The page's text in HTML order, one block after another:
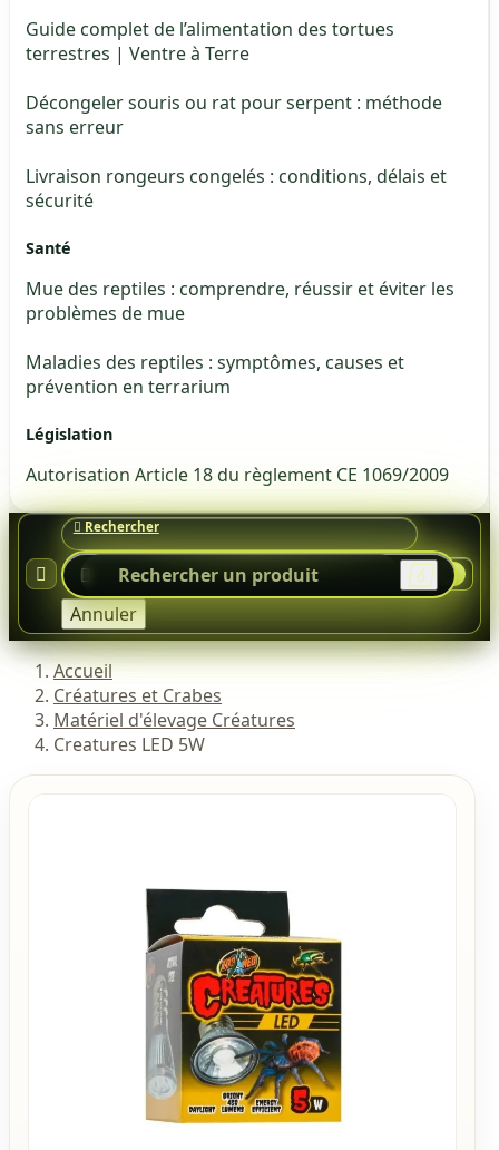
Guide complet de l’alimentation des tortues
terrestres | Ventre à Terre
Décongeler souris ou rat pour serpent : méthode
sans erreur
Livraison rongeurs congelés : conditions, délais et
sécurité
Santé
Mue des reptiles : comprendre, réussir et éviter les
problèmes de mue
Maladies des reptiles : symptômes, causes et
prévention en terrarium
Législation
Autorisation Article 18 du règlement CE 1069/2009



Annuler

Accueil
Créatures et Crabes
Matériel d'élevage Créatures
Creatures LED 5W